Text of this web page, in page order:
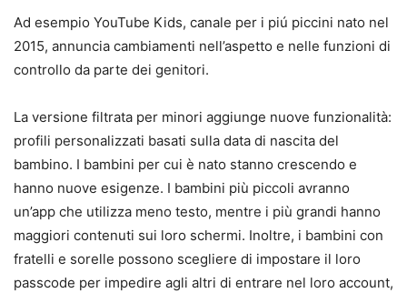
Ad esempio YouTube Kids, canale per i piú piccini nato nel
2015, annuncia cambiamenti nell’aspetto e nelle funzioni di
controllo da parte dei genitori.
La versione filtrata per minori aggiunge nuove funzionalità:
profili personalizzati basati sulla data di nascita del
bambino. I bambini per cui è nato stanno crescendo e
hanno nuove esigenze. I bambini più piccoli avranno
un’app che utilizza meno testo, mentre i più grandi hanno
maggiori contenuti sui loro schermi. Inoltre, i bambini con
fratelli e sorelle possono scegliere di impostare il loro
passcode per impedire agli altri di entrare nel loro account,